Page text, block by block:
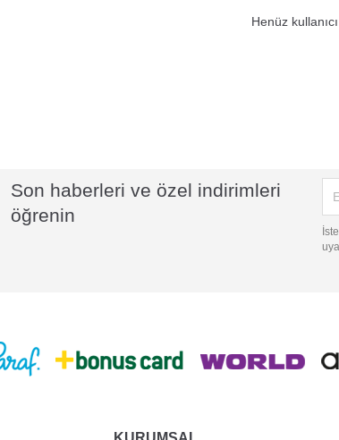
Henüz
Son haberleri ve özel indirimleri
öğrenin